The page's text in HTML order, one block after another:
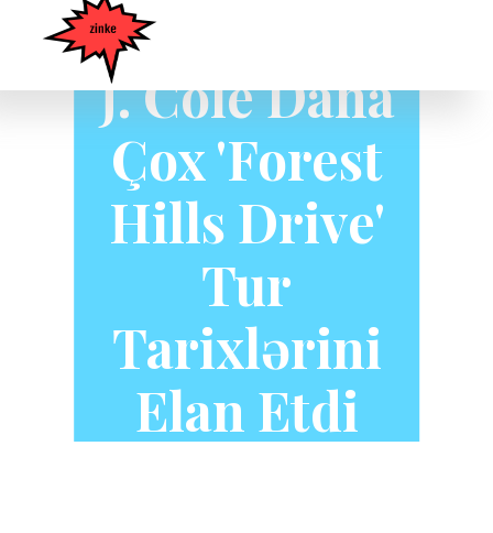
J. Cole Daha
Çox 'Forest
Hills Drive'
Tur
Tarixlərini
Elan Etdi